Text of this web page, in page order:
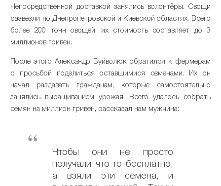
Непосредственной доставкой занялись волонтёры. Овощи
развезли по Днепропетровской и Киевской областях. Всего
более 200 тонн овощей, их стоимость составляет до 3
миллионов гривен.
После этого Александр Буйволюк обратился к фермерам
с просьбой поделиться оставшимися семенами. Их он
начал раздавать гражданам, которые самостоятельно
занялись выращиванием урожая. Всего удалось собрать
семян на миллион гривен, рассказал нам мужчина:
Чтобы они не просто
получали что-то бесплатно,
а взяли эти семена, и